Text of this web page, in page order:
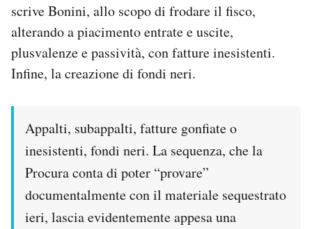
scrive Bonini, allo scopo di frodare il fisco,
alterando a piacimento entrate e uscite,
plusvalenze e passività, con fatture inesistenti.
Infine, la creazione di fondi neri.
Appalti, subappalti, fatture gonfiate o
inesistenti, fondi neri. La sequenza, che la
Procura conta di poter “provare”
documentalmente con il materiale sequestrato
ieri, lascia evidentemente appesa una